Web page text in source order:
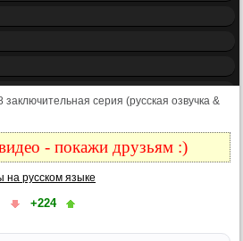
заключительная серия (русская озвучка &
- покажи друзьям :)
на русском языке
+224